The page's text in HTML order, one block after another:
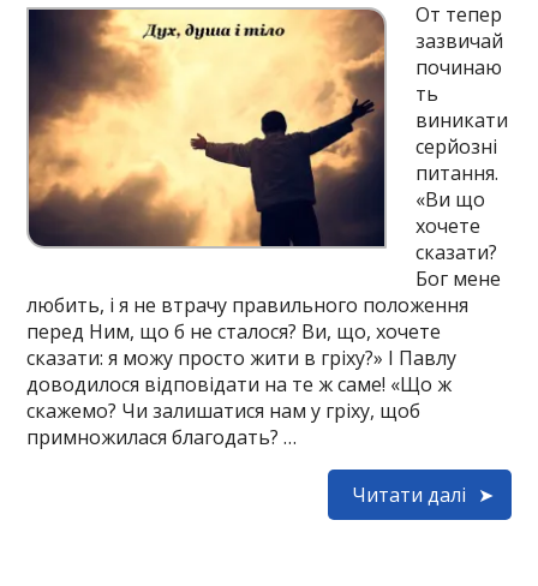
От тепер
зазвичай
починаю
ть
виникати
серйозні
питання.
«Ви що
хочете
сказати?
Бог мене
любить, і я не втрачу правильного положення
перед Ним, що б не сталося? Ви, що, хочете
сказати: я можу просто жити в гріху?» І Павлу
доводилося відповідати на те ж саме! «Що ж
скажемо? Чи залишатися нам у гріху, щоб
примножилася благодать? …
Читати далі